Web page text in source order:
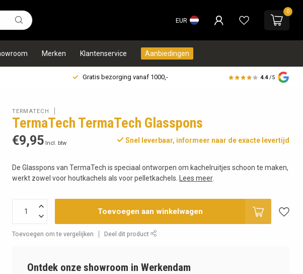
EUR
0
Merken Klantenservice Aanbiedingen
Gratis bezorging vanaf 1000,- 4.4 /5
TERMATECH
TermaTech TermaTech Glasspons
€9,95 Incl. btw Snel leverbaar, informeer naar de exacte levertijd
De Glasspons van TermaTech is speciaal ontworpen om kachelruitjes schoon te maken,
werkt zowel voor houtkachels als voor pelletkachels.
Lees meer.
Toevoegen aan winkelwagen
Toevoegen om te vergelijken Deel dit product
Ontdek onze showroom in Werkendam